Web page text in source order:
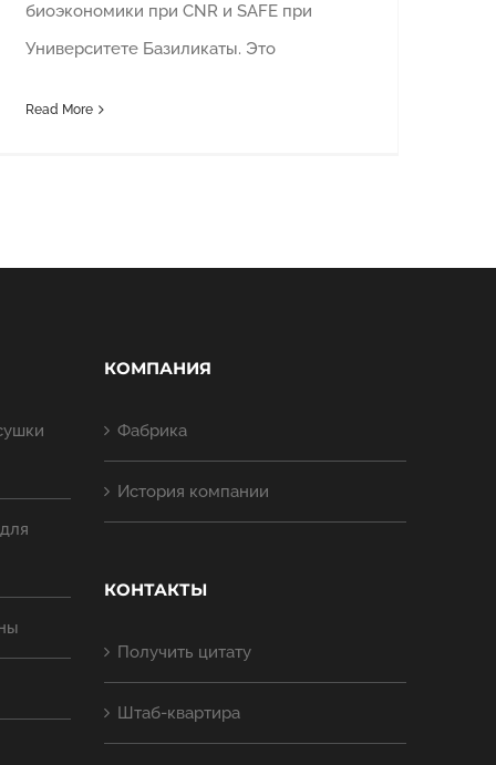
биоэкономики при CNR и SAFE при
Университете Базиликаты. Это
Read More
КОМПАНИЯ
Фабрика
История компании
КОНТАКТЫ
Получить цитату
Штаб-квартира